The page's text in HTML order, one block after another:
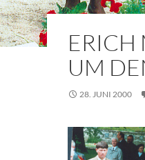
ERICH
UM
28. JUNI 2000